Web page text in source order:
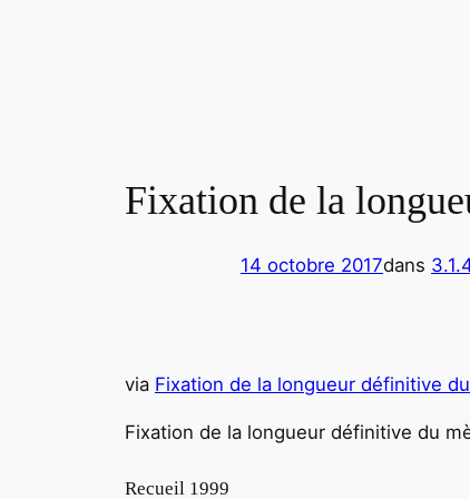
Fixation de la
14 octobre 2017dans
via Fixation de la longueur définitive
Fixation de la longueur définitive du
Recueil 1999